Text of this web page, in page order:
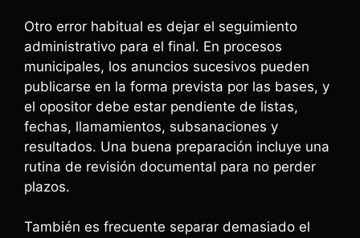
Otro error habitual es dejar el seguimiento
administrativo para el final. En procesos
municipales, los anuncios sucesivos pueden
publicarse en la forma prevista por las bases, y
el opositor debe estar pendiente de listas,
fechas, llamamientos, subsanaciones y
resultados. Una buena preparación incluye una
rutina de revisión documental para no perder
plazos.
También es frecuente separar demasiado el